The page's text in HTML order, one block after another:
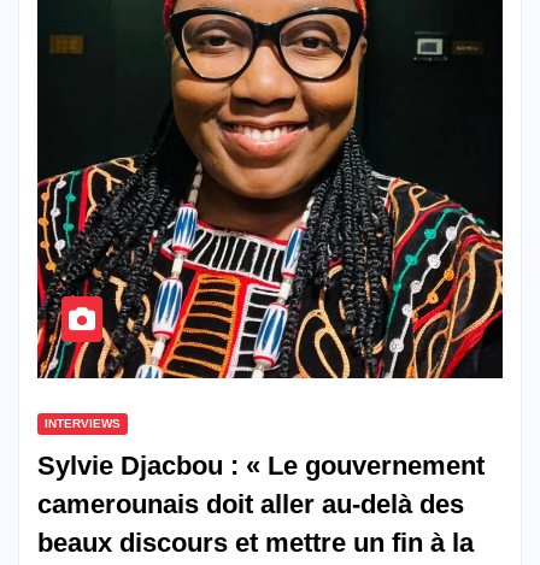
INTERVIEWS
Sylvie Djacbou : « Le gouvernement
camerounais doit aller au-delà des
beaux discours et mettre un fin à la